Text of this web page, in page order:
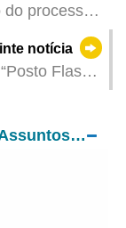
do processo
Procurador-
notícia
Flash
de 2.500
Direcção dos Serviços para os Assuntos Laborais